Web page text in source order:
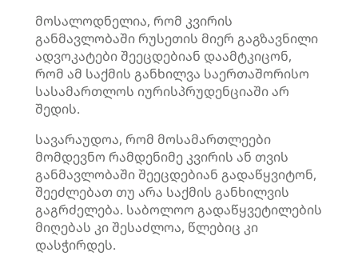
მოსალოდნელია, რომ კვირის
განმავლობაში რუსეთის მიერ გაგზავნილი
ადვოკატები შეეცდებიან დაამტკიცონ,
რომ ამ საქმის განხილვა საერთაშორისო
სასამართლოს იურისპრუდენციაში არ
შედის.
სავარაუდოა, რომ მოსამართლეები
მომდევნო რამდენიმე კვირის ან თვის
განმავლობაში შეეცდებიან გადაწყვიტონ,
შეეძლებათ თუ არა საქმის განხილვის
გაგრძელება. საბოლოო გადაწყვეტილების
მიღებას კი შესაძლოა, წლებიც კი
დასჭირდეს.